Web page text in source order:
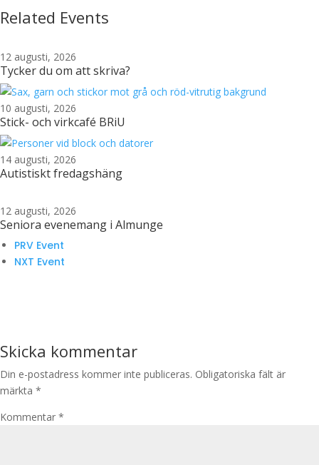
Related Events
12 augusti, 2026
Tycker du om att skriva?
10 augusti, 2026
Stick- och virkcafé BRiU
14 augusti, 2026
Autistiskt fredagshäng
12 augusti, 2026
Seniora evenemang i Almunge
PRV Event
NXT Event
Skicka kommentar
Din e-postadress kommer inte publiceras. Obligatoriska fält är
märkta *
Kommentar *